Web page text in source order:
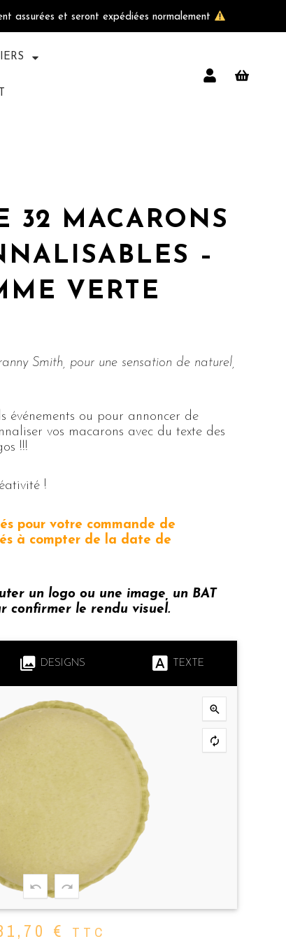
assurées et seront expédiées normalement
32 MACARONS
–
VERTE
Smith, pour une sensation de naturel,
événements ou pour annoncer de
vos macarons avec du texte des
!!!
!
pour votre commande de
à compter de la date de
un logo ou une image, un BAT
confirmer le rendu visuel.
DESIGNS TEXTE
€ TTC